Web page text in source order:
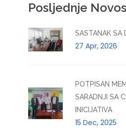
Posljednje
SASTANAK SA
27 Apr, 2026
POTPISAN
SARADNJI SA
INICIJATIVA
15 Dec, 2025